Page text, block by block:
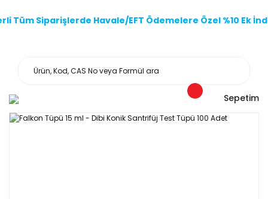
Tüm Siparişlerde Havale/EFT Ödemelere Özel %10 Ek
Sepetim